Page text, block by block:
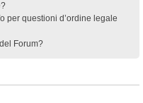
per questioni d’ordine legale
Forum?